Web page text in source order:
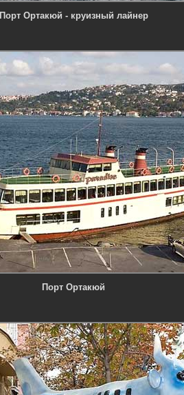
Порт Ортакюй - круизный лайнер
Порт Ортакюй